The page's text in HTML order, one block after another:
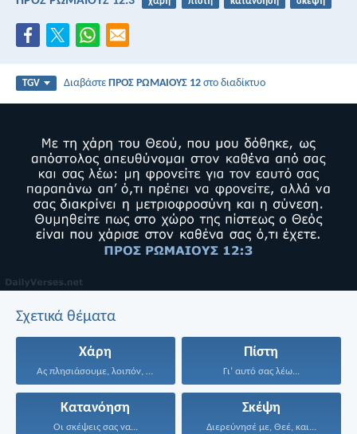
TGV ΔιαβάστεΠΡΟΣ ΡΩΜΑΙΟΥΣ 12 στο διαδίκτυο
Σχετικά θέματα
Χάρη
Ας πλησιάσουμε, λοιπόν, με...
Πίστη
Γι’ αυτό σας λέω...
Κατανόηση
Οι σκέψεις σας να...
Σκέψη
Διερεύνησέ με, Θεέ, και...